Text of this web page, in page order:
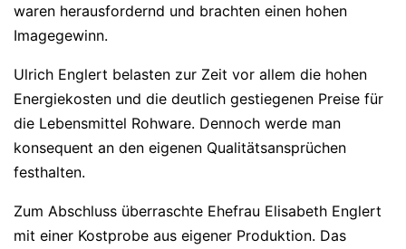
waren herausfordernd und brachten einen hohen
Imagegewinn.
Ulrich Englert belasten zur Zeit vor allem die hohen
Energiekosten und die deutlich gestiegenen Preise für
die Lebensmittel Rohware. Dennoch werde man
konsequent an den eigenen Qualitätsansprüchen
festhalten.
Zum Abschluss überraschte Ehefrau Elisabeth Englert
mit einer Kostprobe aus eigener Produktion. Das